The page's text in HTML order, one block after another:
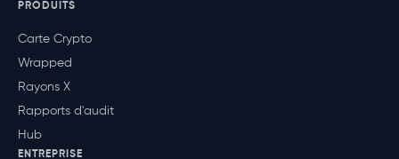
PRODUITS
Carte Crypto
Wrapped
Rayons X
Rapports d'audit
Hub
ENTREPRISE